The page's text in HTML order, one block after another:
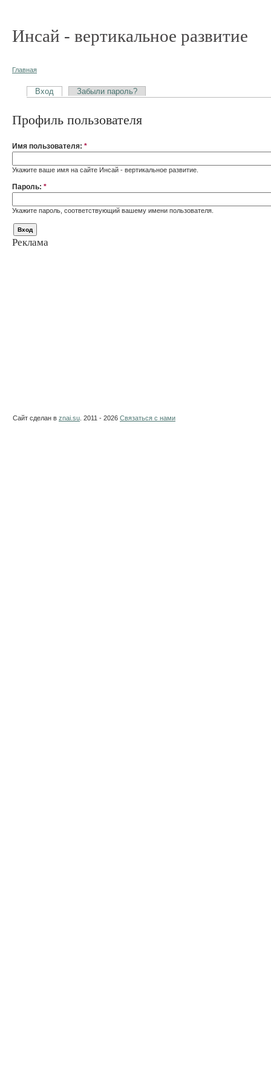
Инсай - вертикальное развитие
Главная
Вход Забыли пароль?
Профиль пользователя
Имя пользователя: *
Укажите ваше имя на сайте Инсай - вертикальное развитие.
Пароль: *
Укажите пароль, соответствующий вашему имени пользователя.
Реклама
Сайт сделан в znai.su . 2011 - 2026 Связаться с нами